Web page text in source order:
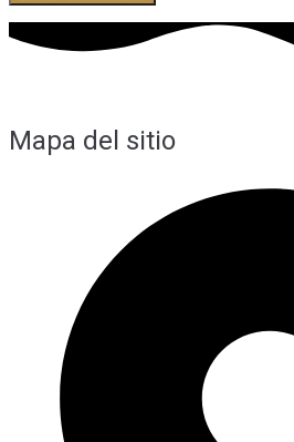
Mapa del sitio